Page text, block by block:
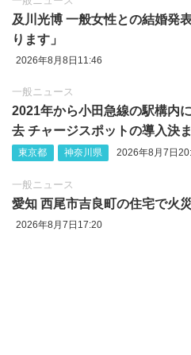
及川光博 一般女性との結婚発
ります」
2026年8月8日11:46
一般ニュース
2021年から小田急線の駅構内
去 チャージスポットの導入決
東京都 神奈川県 2026年8月7日
一般ニュース
愛知 西尾市吉良町の住宅で火
2026年8月7日17:20